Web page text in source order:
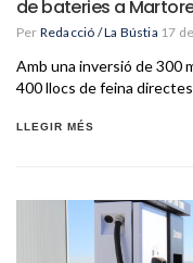
de bateries a
Per Redacció / La Bústia 17
Amb una inversió de 300
400 llocs de feina
LLEGIR MÉS